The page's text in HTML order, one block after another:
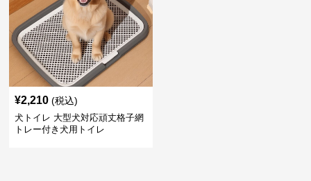
¥2,210 (税込)
犬トイレ 大型犬対応頑丈格子網
トレー付き犬用トイレ